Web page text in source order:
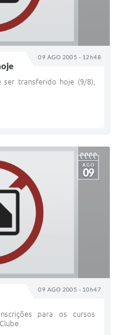
09 AGO 2005 - 12h48
transferido hoje (9/8),
09 AGO 2005 - 10h47
AGO
09
para os cursos